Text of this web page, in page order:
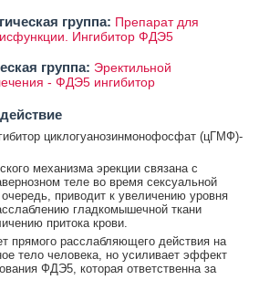
группа: Препарат для
Ингибитор ФДЭ5
группа: Эректильной
- ФДЭ5 ингибитор
циклогуанозинмонофосфат (цГМФ)-
механизма эрекции связана с
теле во время сексуальной
приводит к увеличению уровня
гладкомышечной ткани
притока крови.
прямого расслабляющего действия на
тело человека, но усиливает эффект
ФДЭ5, которая ответственна за